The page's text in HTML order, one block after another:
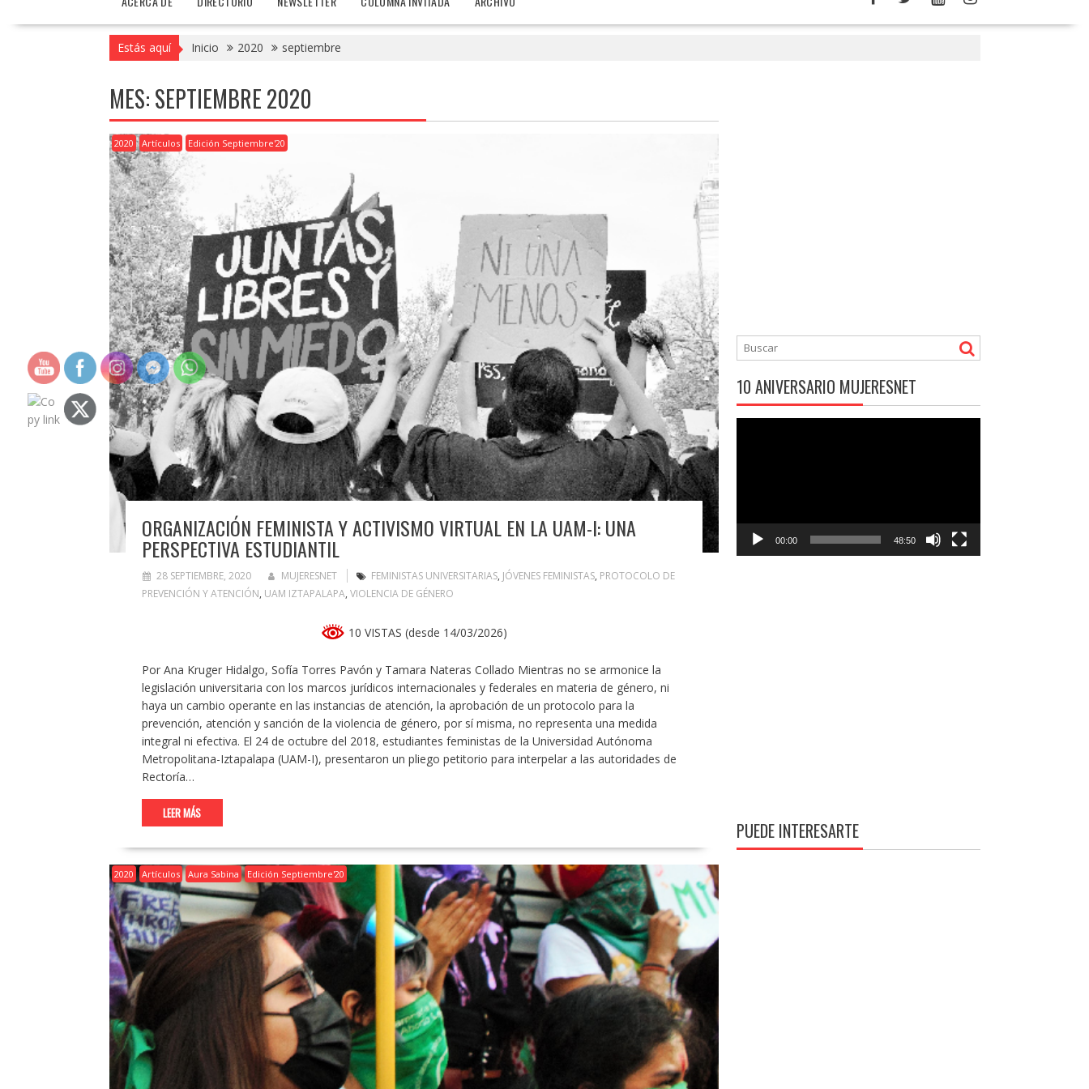
Estás aquí Inicio 2020 septiembre
MES:SEPTIEMBRE 2020
2020 Artículos Edición Septiembre'20
ORGANIZACIÓN FEMINISTA Y ACTIVISMO VIRTUAL EN LA UAM-I: UNA
PERSPECTIVA ESTUDIANTIL
28 SEPTIEMBRE, 2020 MUJERESNET FEMINISTAS UNIVERSITARIAS, JÓVENES FEMINISTAS, PROTOCOLO DE
PREVENCIÓN Y ATENCIÓN, UAM IZTAPALAPA, VIOLENCIA DE GÉNERO
10 VISTAS (desde 14/03/2026)
Por Ana Kruger Hidalgo, Sofía Torres Pavón y Tamara Nateras Collado Mientras no se armonice la
legislación universitaria con los marcos jurídicos internacionales y federales en materia de género, ni
haya un cambio operante en las instancias de atención, la aprobación de un protocolo para la
prevención, atención y sanción de la violencia de género, por sí misma, no representa una medida
integral ni efectiva. El 24 de octubre del 2018, estudiantes feministas de la Universidad Autónoma
Metropolitana-Iztapalapa (UAM-I), presentaron un pliego petitorio para interpelar a las autoridades de
Rectoría…
LEER MÁS
2020 Artículos Aura Sabina Edición Septiembre'20
10 ANIVERSARIO MUJERESNET
00:00 48:50
PUEDE INTERESARTE